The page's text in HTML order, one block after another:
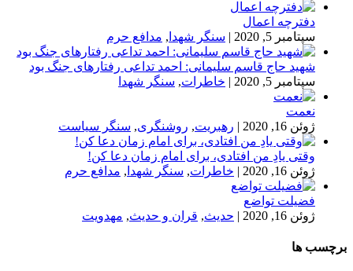
دفترچه اعمال
سپتامبر 5, 2020
| سنگر شهدا , مدافع حرم
شهید حاج قاسم سلیمانی: احمد تداعی رفتارهای جنگ بود
سپتامبر 5, 2020
| خاطرات, سنگر شهدا
نعمت
ژوئن 16, 2020
| رهبریت, روشنگری, سنگر سیاست
وقتی یادِ من افتادی، برای امام زمان دعا کن!
ژوئن 16, 2020
| خاطرات, سنگر شهدا , مدافع حرم
فضیلت تواضع
ژوئن 16, 2020
| حدیث, قران و حدیث, مهدویت
برچسب ها